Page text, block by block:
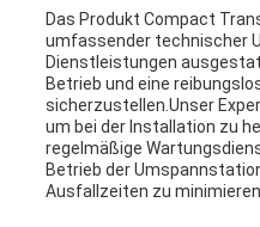
Das Produkt Compact
umfassender technischer
Dienstleistungen
Betrieb und eine
sicherzustellen.Unser
um bei der Installation zu
regelmäßige
Betrieb der
Ausfallzeiten zu